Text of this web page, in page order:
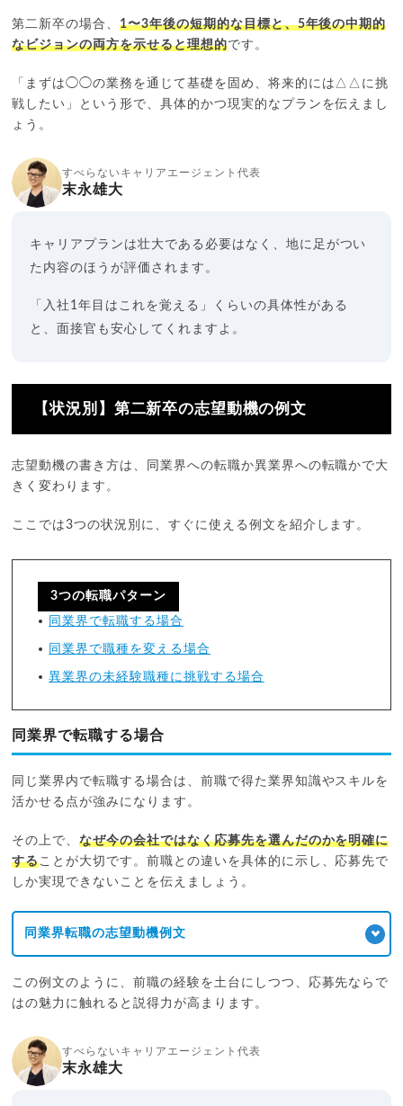
第二新卒の場合、1〜3年後の短期的な目標と、5年後の中期的
なビジョンの両方を示せると理想的です。
「まずは◯◯の業務を通じて基礎を固め、将来的には△△に挑
戦したい」という形で、具体的かつ現実的なプランを伝えまし
ょう。
すべらないキャリアエージェント代表
末永雄大
キャリアプランは壮大である必要はなく、地に足がつい
た内容のほうが評価されます。
「入社1年目はこれを覚える」くらいの具体性がある
と、面接官も安心してくれますよ。
【状況別】第二新卒の志望動機の例文
志望動機の書き方は、同業界への転職か異業界への転職かで大
きく変わります。
ここでは3つの状況別に、すぐに使える例文を紹介します。
3つの転職パターン
同業界で転職する場合
同業界で職種を変える場合
異業界の未経験職種に挑戦する場合
同業界で転職する場合
同じ業界内で転職する場合は、前職で得た業界知識やスキルを
活かせる点が強みになります。
その上で、なぜ今の会社ではなく応募先を選んだのかを明確に
することが大切です。前職との違いを具体的に示し、応募先で
しか実現できないことを伝えましょう。
同業界転職の志望動機例文
この例文のように、前職の経験を土台にしつつ、応募先ならで
はの魅力に触れると説得力が高まります。
すべらないキャリアエージェント代表
末永雄大